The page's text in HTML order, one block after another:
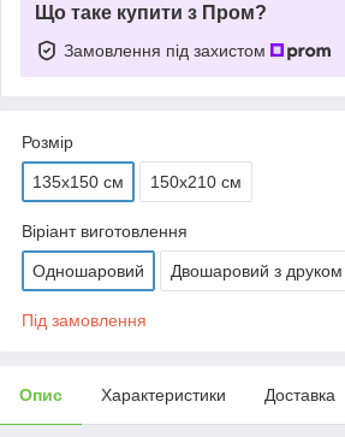
Що таке купити з Пром?
Замовлення під захистом
Розмір
135х150 см 150х210 см
Віріант виготовлення
Одношаровий Двошаровий з друком
Під замовлення
Опис Характеристики Доставка